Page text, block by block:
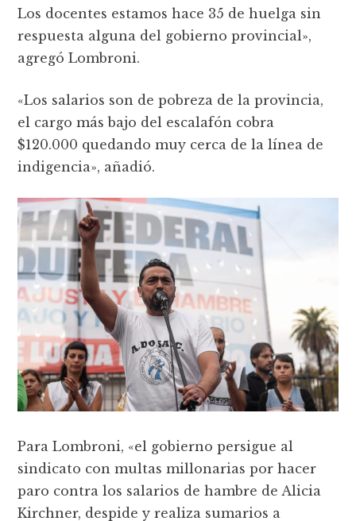
Los docentes estamos hace 35 de huelga sin
respuesta alguna del gobierno provincial»,
agregó Lombroni.
«Los salarios son de pobreza de la provincia,
el cargo más bajo del escalafón cobra
$120.000 quedando muy cerca de la línea de
indigencia», añadió.
Para Lombroni, «el gobierno persigue al
sindicato con multas millonarias por hacer
paro contra los salarios de hambre de Alicia
Kirchner, despide y realiza sumarios a